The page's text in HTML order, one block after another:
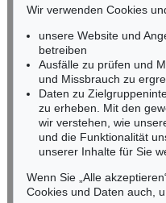
Ergebnis:€ 362.500
Auktion 298 - Lot 301
RHEINLAND-PFALZ
Miriam Heß
Tel.: +49 (0)62 21 58 80-
Fax: +49 (0)62 21 58 80-
NORDDEUTSCHLAND
Nico Kassel, M.A.
Tel.: +49 (0)89 55244-164
Mobil: +49 (0)171
Wir verwenden Cookies
unsere Website und
betreiben
Ausfälle zu prüfen und
und Missbrauch zu
Daten zu
zu erheben. Mit den
wir verstehen, wie
und die Funktionalität
unserer Inhalte für Sie
Wenn Sie „Alle
Cookies und Daten auch,